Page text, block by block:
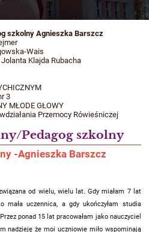
szkolny Agnieszka Barszcz
Wais
Klajda Rubacha
3
MŁODE GŁOWY
Przemocy Rówieśniczej
Pedagog szkolny
-Agnieszka Barszcz
od wielu, wielu lat. Gdy miałam 7 lat
mała uczennica, a gdy ukończyłam studia
ponad 15 lat pracowałam jako nauczyciel
nadzieję że moi uczniowie miło wspominają